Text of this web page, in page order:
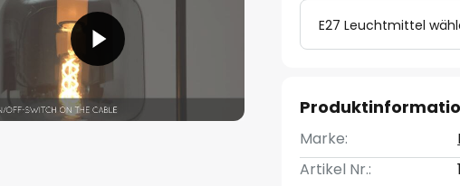
E27 Leuchtmittel
Marke:
Artikel Nr.: